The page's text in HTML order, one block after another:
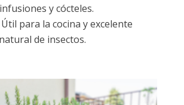
y cócteles.
Útil para la cocina y excelente
de insectos.